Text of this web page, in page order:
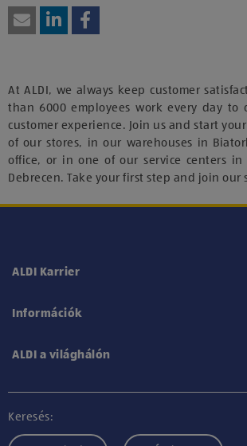
At ALDI, we always keep customer
than 6000 employees work every day to
customer experience. Join us and start
of our stores, in our warehouses in
office, or in one of our service centers in
Debrecen. Take your first step and join our
ALDI Karrier
Információk
ALDI a világhálón
Keresés: